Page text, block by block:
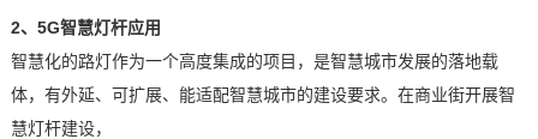
2、5G智慧灯杆应用
智慧化的路灯作为一个高度集成的项目，是智慧城市发展的落地载
体，有外延、可扩展、能适配智慧城市的建设要求。在商业街开展智
慧灯杆建设，